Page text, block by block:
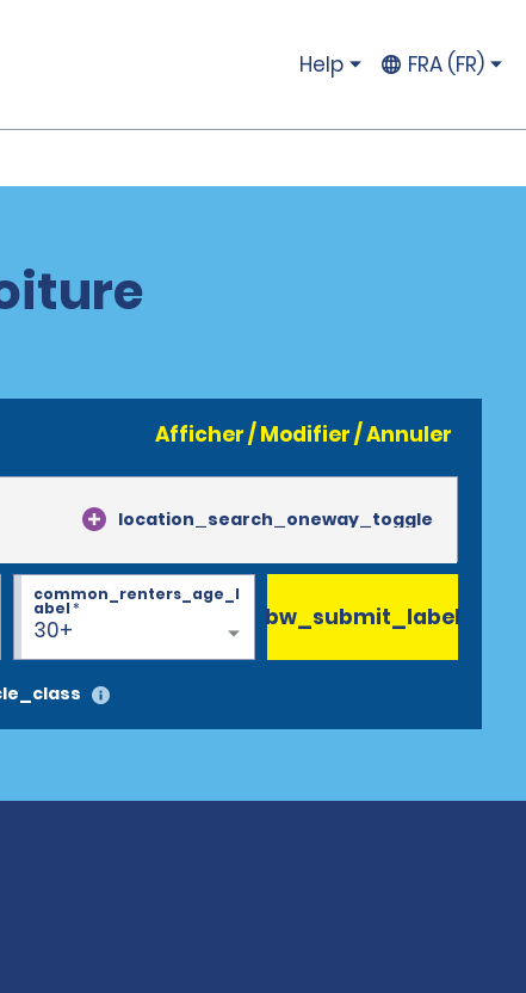
Help FRA (FR)
Afficher / Modifier / Annuler
location_search_oneway_toggle
30+
common_renters_age_l
abel* bw_submit_label